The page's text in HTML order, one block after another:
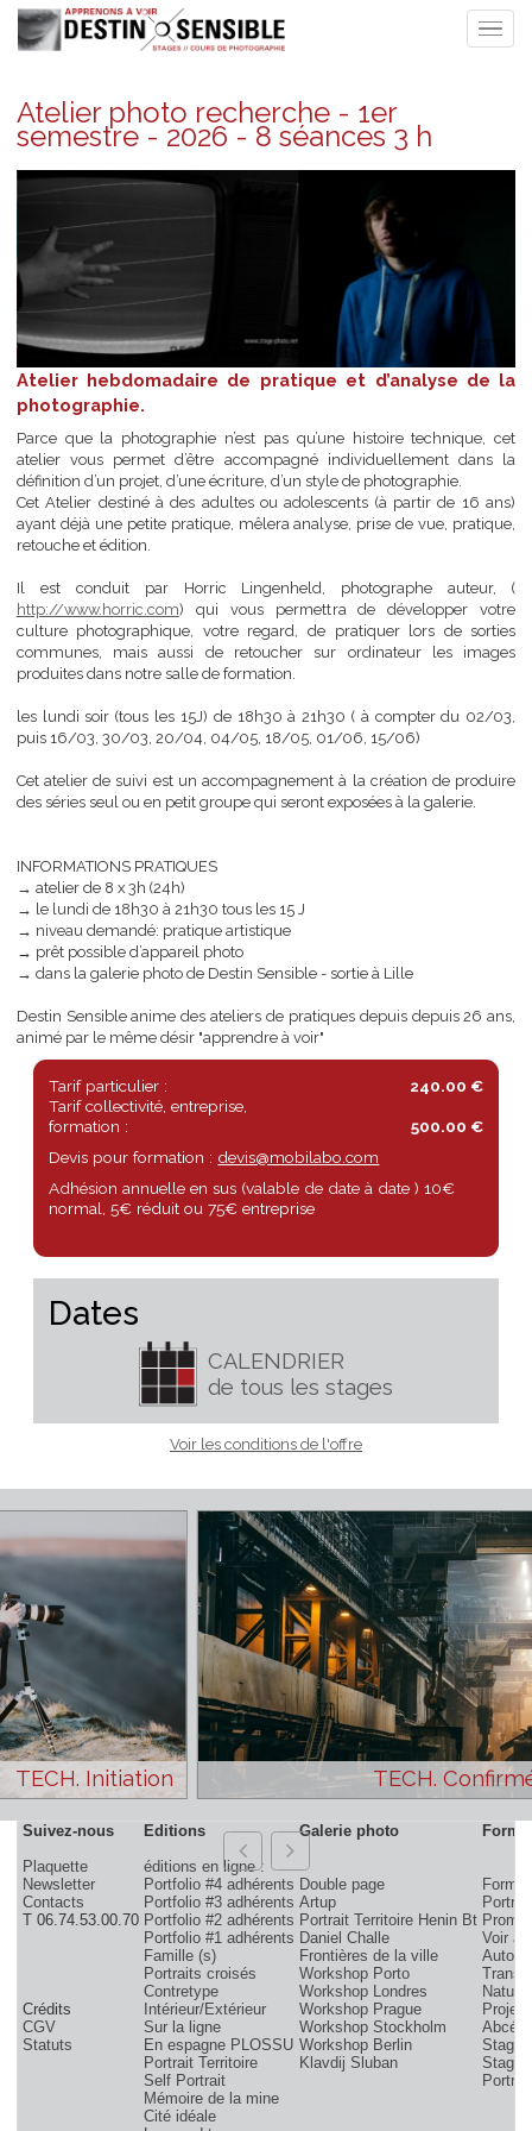
Atelier photo recherche - 1er
semestre - 2026 - 8 séances 3 h
Atelier hebdomadaire de pratique et d’analyse
photographie.
Parce que la photographie n’est pas qu’une histoire
atelier vous permet d’être accompagné individuellement
définition d’un projet, d’une écriture, d’un style de photographie.
Cet Atelier destiné à des adultes ou adolescents (à partir de 16
retouche et édition.
Il est conduit par Horric Lingenheld, photographe
http://www.horric.com ) qui vous permettra de développer
culture photographique, votre regard, de pratiquer lors de
communes, mais aussi de retoucher sur ordinateur les
produites dans notre salle de formation.
les lundi soir (tous les 15J) de 18h30 à 21h30 ( à compter du
puis 16/03, 30/03, 20/04, 04/05, 18/05, 01/06, 15/06)
des séries seul ou en petit groupe qui seront exposées à la galerie.
INFORMATIONS PRATIQUES
→ atelier de 8 x 3h (24h)
→ le lundi de 18h30 à 21h30 tous les 15 J
→ niveau demandé: pratique artistique
→ prêt possible d’appareil photo
→ dans la galerie photo de Destin Sensible - sortie à Lille
Destin Sensible anime des ateliers de pratiques depuis depuis 26
animé par le même désir "apprendre à voir"
Tarif particulier :
240.00 €
Tarif collectivité, entreprise,
Devis pour formation :devis@mobilabo.com
normal, 5€ réduit ou 75€ entreprise
Dates
de tous les stages
Voir les conditions de l'offre
TECH. Initiation TECH.
Editions Galerie photo
Plaquette éditions en ligne :
Newsletter Portfolio #4 adhérents Double page
Portfolio #3 adhérents Artup
T 06.74.53.00.70 Portfolio #2 adhérents Portrait Territoire Henin Bt
Portfolio #1 adhérents
Famille (s)